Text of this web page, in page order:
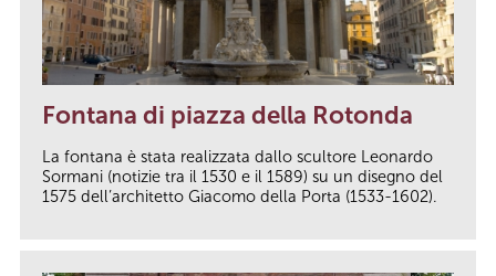
Fontana di piazza della Rotonda
La fontana è stata realizzata dallo scultore Leonardo
Sormani (notizie tra il 1530 e il 1589) su un disegno del
1575 dell’architetto Giacomo della Porta (1533-1602).